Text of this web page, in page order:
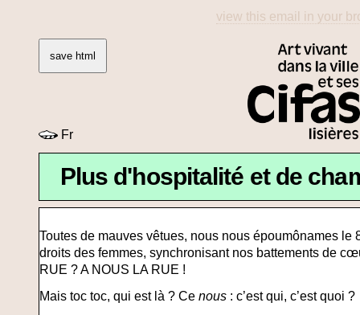
save html
view this email in your
Fr
Plus d'hospitalité et de
Toutes de mauves vêtues, nous nous époumônames le
droits des femmes, synchronisant nos battements de
RUE ? A NOUS LA RUE !
Mais toc toc, qui est là ? Ce nous : c’est qui, c’est quoi ?